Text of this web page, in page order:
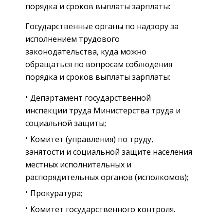
порядка и сроков выплаты зарплаты:
Государственные органы по надзору за
исполнением трудового
законодательства, куда можно
обращаться по вопросам соблюдения
порядка и сроков выплаты зарплаты:
Департамент государственной
инспекции труда Министерства труда и
социальной защиты;
Комитет (управления) по труду,
занятости и социальной защите населения
местных исполнительных и
распорядительных органов (исполкомов);
Прокуратура;
Комитет государственного контроля.